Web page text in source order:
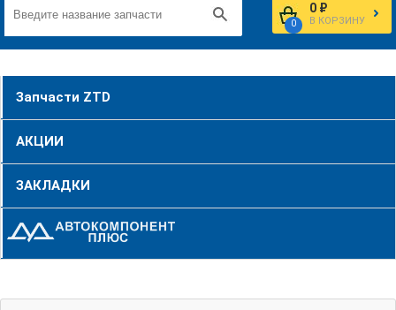
0
0 ₽
В КОРЗИНУ
Запчасти ZTD
АКЦИИ
ЗАКЛАДКИ